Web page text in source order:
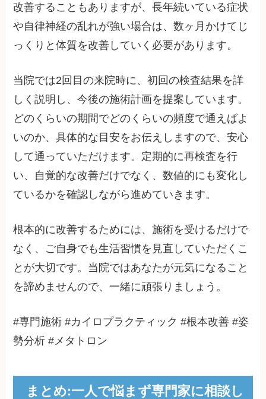
改善することもありますが、長年続いている症状
や自律神経の乱れが強い場合は、数ヶ月かけてじ
っくりと体質を改善していく必要があります。
当院では2回目の来院時に、初回の検査結果を詳
しく説明し、今後の施術計画を提案しています。
どのくらいの期間でどのくらいの頻度で通えばよ
いのか、具体的な目安をお伝えしますので、安心
して通っていただけます。定期的に再検査を行
い、自覚的な改善だけでなく、数値的にも変化し
ているかを確認しながら進めていきます。
根本的に改善するためには、施術を受けるだけで
なく、ご自身でも生活習慣を見直していただくこ
とが大切です。当院ではあなたが元気になること
を諦めませんので、一緒に頑張りましょう。
#専門施術 #カイロプラクティック #根本改善 #姿
勢分析 #メタトロン
まとめ:一人で悩まず専門家に相談し